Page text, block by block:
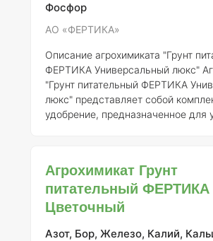
данно
Фосфор
АО «ФЕРТИКА»
Описание агрохимиката "Грунт
ФЕРТИКА Универсальный люкс"Агрохимикат
"Грунт питательный ФЕРТИКА
люкс" представляет собой
удобрение, предназначенное для
АО «ФЕРТИКА», номер
4218-1.Состав и концентрация
Состав удобрения включает в
микроэлементы, необходимые для
нормального роста и развития
Агрохимикат Грунт
питательный ФЕРТИКА
Цветочный
Азот, Бор, Железо, Калий,